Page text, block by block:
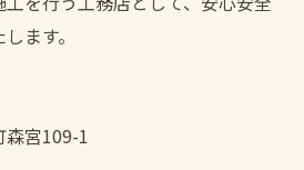
ます。
宮109-1